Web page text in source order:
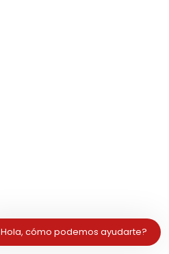
Hola, cómo podemos ayudarte?